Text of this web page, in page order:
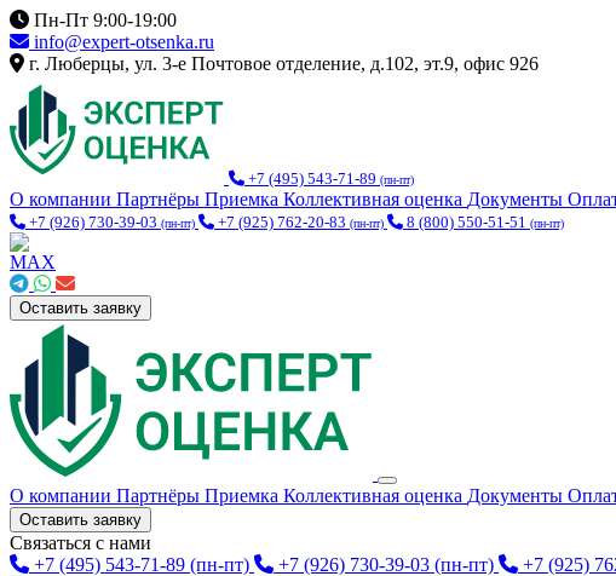
Пн-Пт 9:00-19:00
info@expert-otsenka.ru
г. Люберцы, ул. 3-е Почтовое отделение, д.102, эт.9, офис 926
+7 (495) 543-71-89 (пн-пт)
О компании Партнёры Приемка Коллективная оценка Документы
+7 (926) 730-39-03 (пн-пт) +7 (925) 762-20-83 (пн-пт) 8 (800) 550-51-51 (пн-пт)
Оставить заявку
О компании Партнёры Приемка Коллективная оценка Документы
Оставить заявку
Связаться с нами
+7 (495) 543-71-89 (пн-пт) +7 (926) 730-39-03 (пн-пт) +7 (925)